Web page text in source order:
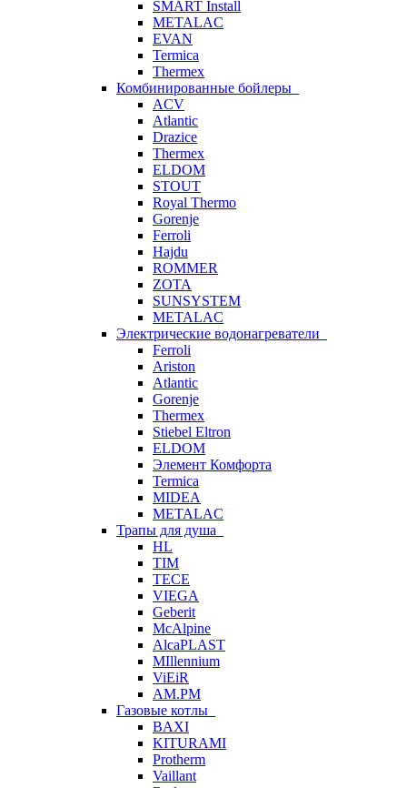
SMART Install
METALAC
EVAN
Termica
Thermex
Комбинированные бойлеры
ACV
Atlantic
Drazice
Thermex
ELDOM
STOUT
Royal Thermo
Gorenje
Ferroli
Hajdu
ROMMER
ZOTA
SUNSYSTEM
METALAC
Электрические водонагреватели
Ferroli
Ariston
Atlantic
Gorenje
Thermex
Stiebel Eltron
ELDOM
Элемент Комфорта
Termica
MIDEA
METALAC
Трапы для душа
HL
TIM
TECE
VIEGA
Geberit
McAlpine
AlcaPLAST
MIllennium
ViEiR
AM.PM
Газовые котлы
BAXI
KITURAMI
Protherm
Vaillant